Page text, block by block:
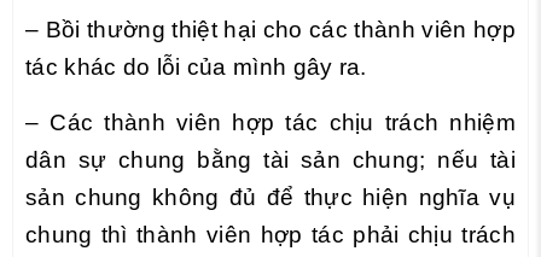
– Bồi thường thiệt hại cho các thành viên hợp
tác khác do lỗi của mình gây ra.
– Các thành viên hợp tác chịu trách nhiệm
dân sự chung bằng tài sản chung; nếu tài
sản chung không đủ để thực hiện nghĩa vụ
chung thì thành viên hợp tác phải chịu trách